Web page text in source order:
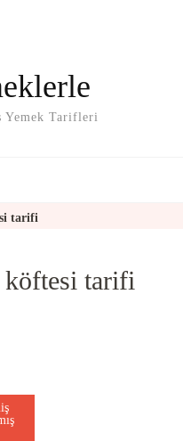
Yemek Tarifleri
tarifi
tarifi